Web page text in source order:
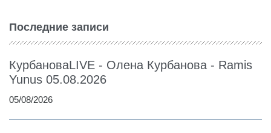
Последние записи
КурбановаLIVE - Олена Курбанова - Ramis
Yunus 05.08.2026
05/08/2026